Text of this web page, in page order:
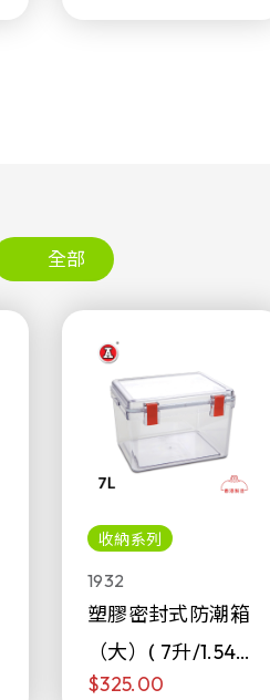
全部
收納系列
1932
塑膠密封式防潮箱
（大）( 7升/1.54加
侖)
$325.00